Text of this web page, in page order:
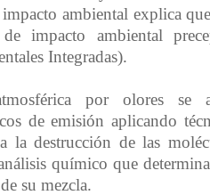
ambiental explica
de impacto ambiental
Integradas).
por olores se
de emisión aplicando
la destrucción de las
químico que
su mezcla.